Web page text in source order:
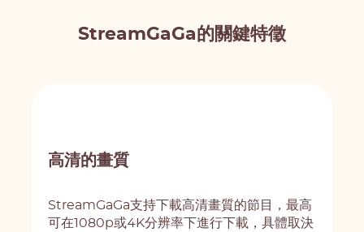
StreamGaGa的關鍵特徵
高清的畫質
StreamGaGa支持下載高清畫質的節目，最高
可在1080p或4K分辨率下進行下載，具體取決